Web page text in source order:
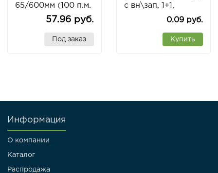
65/600мм (100 п.м.
57.96 руб.
Под заказ
с вн\зап, 1+1,
0.09 руб.
Купить
Информация
О компании
Каталог
Распродажа